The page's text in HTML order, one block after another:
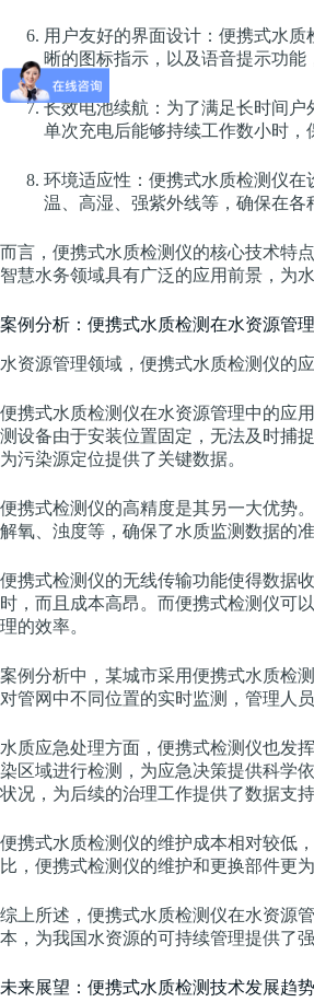
用户友好的界面设计：便携式水
晰的图标指示，以及语音提示功能
长效电池续航：为了满足长时间
单次充电后能够持续工作数小时，
环境适应性：便携式水质检测仪
温、高湿、强紫外线等，确保在各
而言，便携式水质检测仪的核心技术特
智慧水务领域具有广泛的应用前景，为
案例分析：便携式水质检测在水资源管
水资源管理领域，便携式水质检测仪的
便携式水质检测仪在水资源管理中的应
测设备由于安装位置固定，无法及时捕
为污染源定位提供了关键数据。
便携式检测仪的高精度是其另一大优势
解氧、浊度等，确保了水质监测数据的
便携式检测仪的无线传输功能使得数据
时，而且成本高昂。而便携式检测仪可
理的效率。
案例分析中，某城市采用便携式水质检
对管网中不同位置的实时监测，管理人
水质应急处理方面，便携式检测仪也发
染区域进行检测，为应急决策提供科学
状况，为后续的治理工作提供了数据支持
便携式水质检测仪的维护成本相对较低
比，便携式检测仪的维护和更换部件更
综上所述，便携式水质检测仪在水资源
本，为我国水资源的可持续管理提供了
未来展望：便携式水质检测技术发展趋